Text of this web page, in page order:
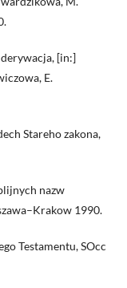
[in:]
E.
Stareho zakona,
nazw
1990.
Testamentu, SOcc